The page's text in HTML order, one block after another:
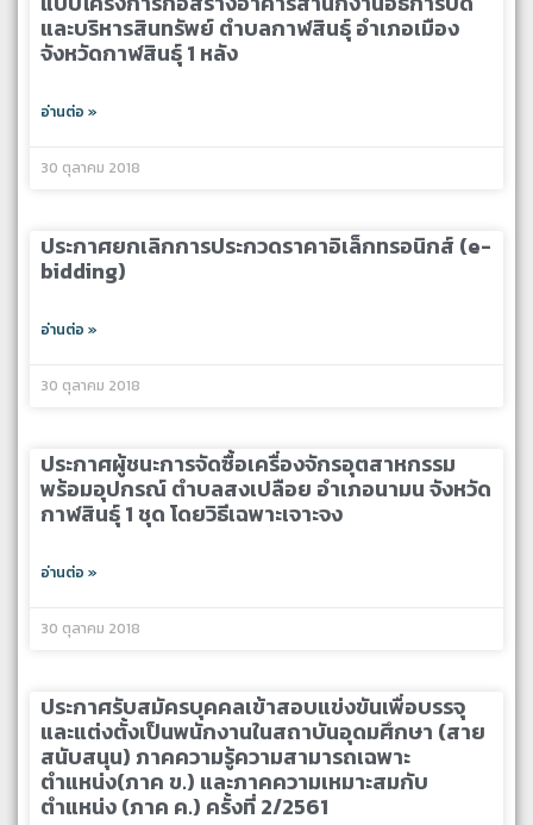
และบริหารสินทรัพย์ ตำบลกาฬสินธุ์ อำเภอเมือง
จังหวัดกาฬสินธุ์ 1 หลัง
อ่านต่อ »
30 ตุลาคม 2018
ประกาศยกเลิกการประกวดราคาอิเล็กทรอนิกส์ (e-
bidding)
อ่านต่อ »
30 ตุลาคม 2018
ประกาศผู้ชนะการจัดซื้อเครื่องจักรอุตสาหกรรม
พร้อมอุปกรณ์ ตำบลสงเปลือย อำเภอนามน จังหวัด
กาฬสินธุ์ 1 ชุด โดยวิธีเฉพาะเจาะจง
อ่านต่อ »
30 ตุลาคม 2018
ประกาศรับสมัครบุคคลเข้าสอบแข่งขันเพื่อบรรจุ
และแต่งตั้งเป็นพนักงานในสถาบันอุดมศึกษา (สาย
สนับสนุน) ภาคความรู้ความสามารถเฉพาะ
ตำแหน่ง(ภาค ข.) และภาคความเหมาะสมกับ
ตำแหน่ง (ภาค ค.) ครั้งที่ 2/2561